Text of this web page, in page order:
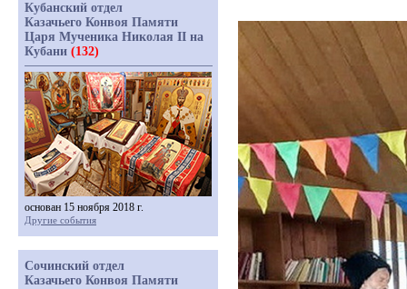
Кубанский отдел
Казачьего Конвоя Памяти
Царя Мученика Николая II на
Кубани (132)
основан 15 ноября 2018 г.
Другие события
Сочинский отдел
Казачьего Конвоя Памяти